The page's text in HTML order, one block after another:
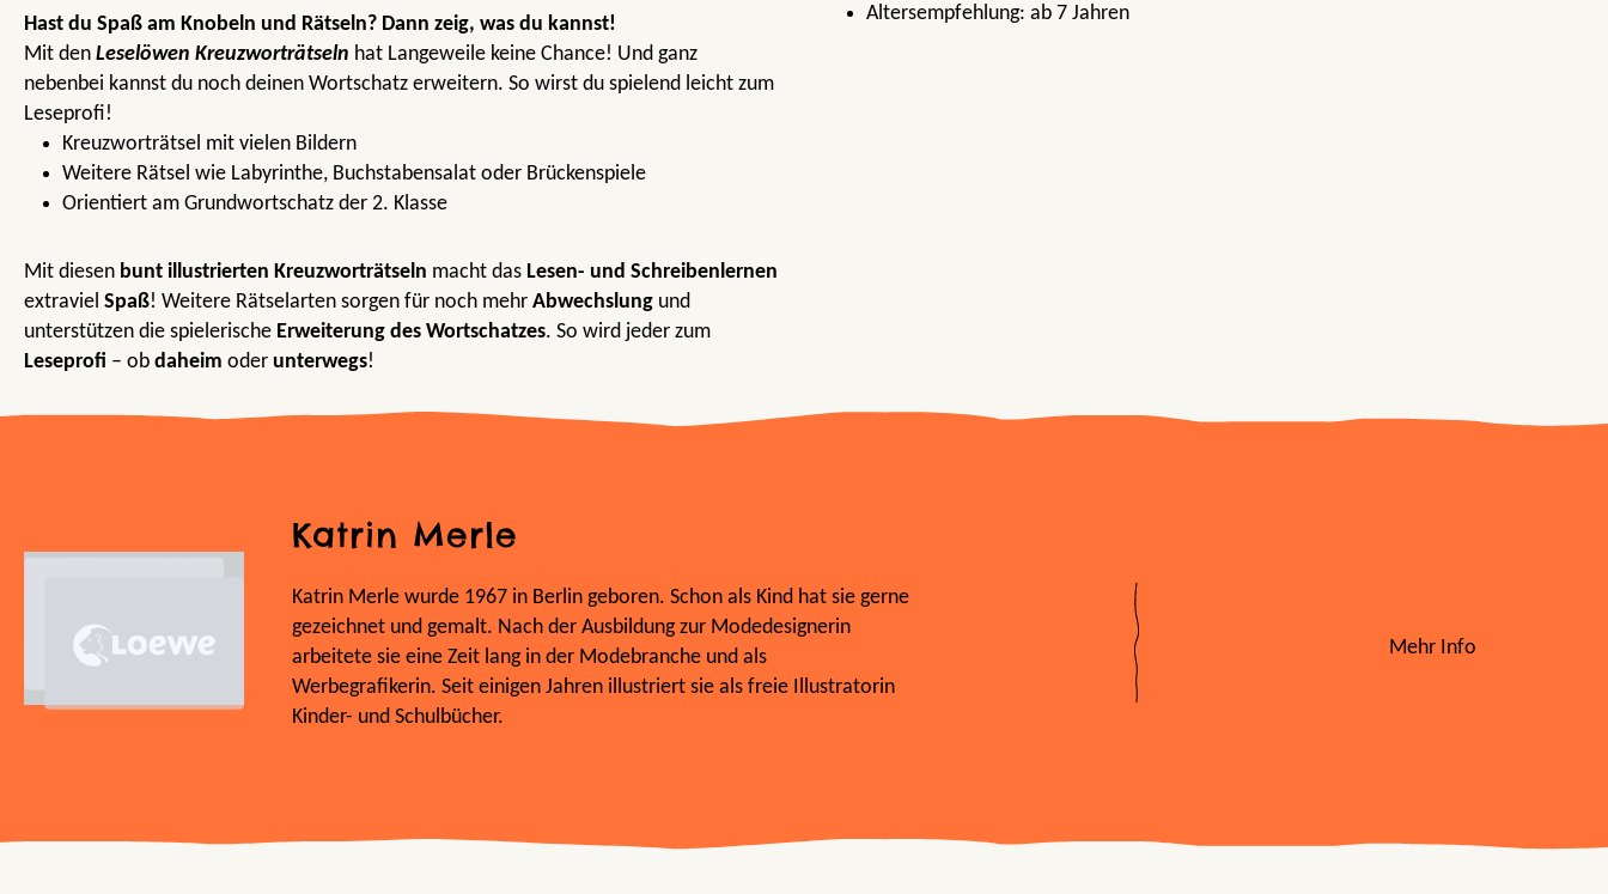
Hast du Spaß am Knobeln und Rätseln? Dann zeig, was du kannst!
Mit den Leselöwen Kreuzworträtseln hat Langeweile keine Chance! Und ganz
nebenbei kannst du noch deinen Wortschatz erweitern. So wirst du spielend leicht zum
Leseprofi!
Kreuzworträtsel mit vielen Bildern
Weitere Rätsel wie Labyrinthe, Buchstabensalat oder Brückenspiele
Orientiert am Grundwortschatz der 2. Klasse
Mit diesen bunt illustrierten Kreuzworträtseln macht das Lesen- und Schreibenlernen
extraviel Spaß! Weitere Rätselarten sorgen für noch mehr Abwechslung und
unterstützen die spielerische Erweiterung des Wortschatzes. So wird jeder zum
Leseprofi – ob daheim oder unterwegs!
Altersempfehlung: ab 7 Jahren
Katrin Merle
Katrin Merle wurde 1967 in Berlin geboren. Schon als Kind hat sie gerne
gezeichnet und gemalt. Nach der Ausbildung zur Modedesignerin
arbeitete sie eine Zeit lang in der Modebranche und als
Werbegrafikerin. Seit einigen Jahren illustriert sie als freie Illustratorin
Kinder- und Schulbücher.
Mehr Info